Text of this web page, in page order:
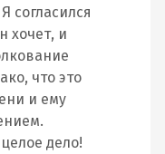
согласился
хочет, и
что это
и ему
дело!